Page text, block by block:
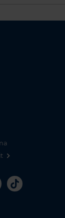
Tiktok